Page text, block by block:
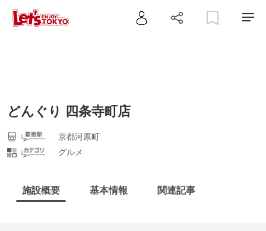
どんぐり 四条寺町店
京都河原町
グルメ
施設概要 基本情報 関連記事